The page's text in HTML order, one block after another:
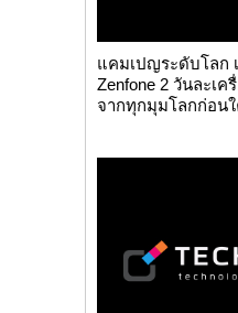
แคมเปญระดับโลก
Zenfone 2 วันละเ
จากทุกมุมโลกก่อน